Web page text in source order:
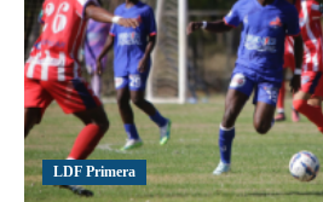
San
Cristóbal
y
mantiene
su
liderato
invicto
LDF Primera